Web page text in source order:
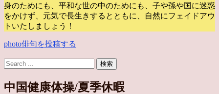
身のためにも、平和な世の中のためにも、子や孫や国に迷惑
をかけず、元気で長生きするとともに、自然にフェイドアウ
トいたしましょう！
photo俳句を投稿する
中国健康体操/夏季休暇